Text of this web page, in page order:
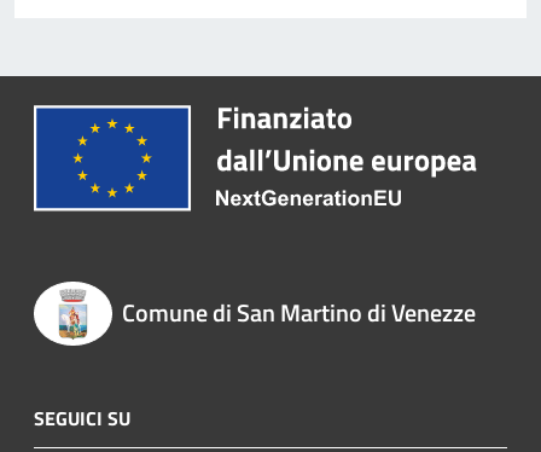
Comune di San Martino di Venezze
SEGUICI SU